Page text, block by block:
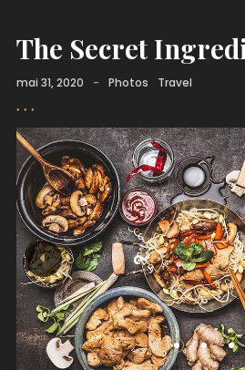
The Secret
mai 31, 2020 - Photos Travel